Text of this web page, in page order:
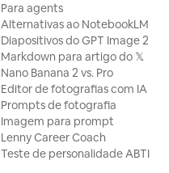
Para agents
Alternativas ao NotebookLM
Diapositivos do GPT Image 2
Markdown para artigo do 𝕏
Nano Banana 2 vs. Pro
Editor de fotografias com IA
Prompts de fotografia
Imagem para prompt
Lenny Career Coach
Teste de personalidade ABTI